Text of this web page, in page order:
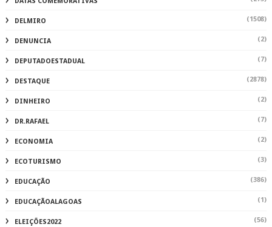
DELMIRO (1508)
DENUNCIA (2)
DEPUTADOESTADUAL (7)
DESTAQUE (2878)
DINHEIRO (2)
DR.RAFAEL (7)
ECONOMIA (2)
ECOTURISMO (3)
EDUCAÇÃO (386)
EDUCAÇÃOALAGOAS (1)
ELEIÇÕES2022 (56)